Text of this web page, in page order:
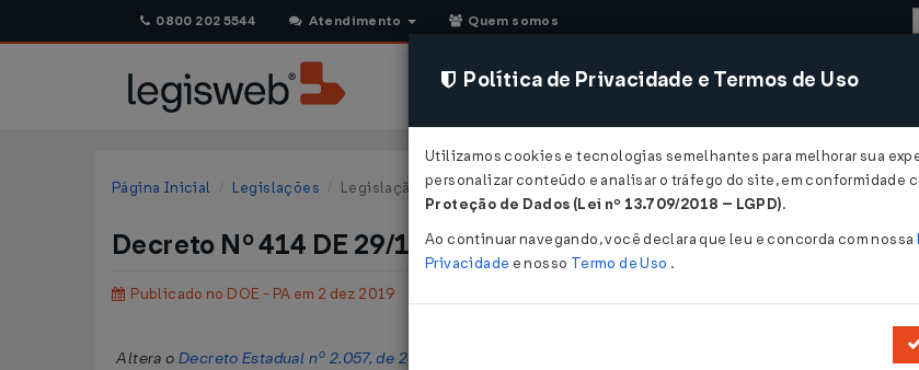
0800 202 5544 Atendimento Quem somos
CONSULTORIA SISTEMAS
Página Inicial Legislações Legislação Estadual - Pará
Decreto Nº 414 DE 29/11/2019
Publicado no DOE - PA em 2 dez 2019
Altera o Decreto Estadual nº 2.057, de 26 de abril de 2018 , que "Dispõe sobre o parcelamento de créditos
Política de Privacidade e Termos de Uso
Utilizamos cookies e tecnologias semelhantes para melhorar sua
personalizar conteúdo e analisar o tráfego do site, em conformidade
Proteção de Dados (Lei nº 13.709/2018 – LGPD).
Ao continuar navegando, você declara que leu e concorda com nossa
Privacidade e nosso Termo de Uso .